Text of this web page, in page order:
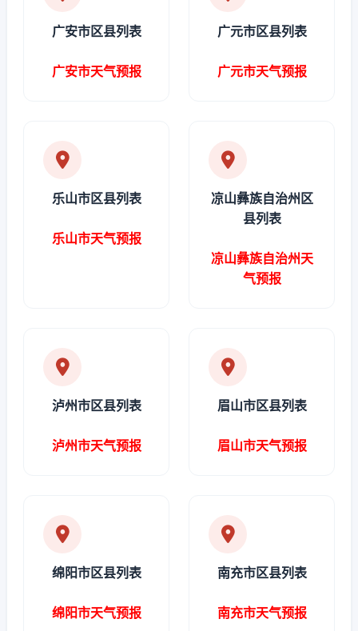
广安市区县列表
广安市天气预报
广元市区县列表
广元市天气预报
乐山市区县列表
乐山市天气预报
凉山彝族自治州区
县列表
凉山彝族自治州天
气预报
泸州市区县列表
泸州市天气预报
眉山市区县列表
眉山市天气预报
绵阳市区县列表
绵阳市天气预报
南充市区县列表
南充市天气预报